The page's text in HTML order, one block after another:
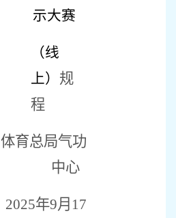
示大赛
（线
上） 规
程
体育总局气功
中心
2025年9月 17